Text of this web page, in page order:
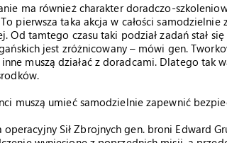
ma również charakter doradczo-
pierwsza taka akcja w całości
Od tamtego czasu taki podział zadań stał
jest zróżnicowany – mówi gen.
muszą działać z doradcami. Dlatego tak
muszą umieć samodzielnie zapewnić
Sił Zbrojnych gen. broni Edward